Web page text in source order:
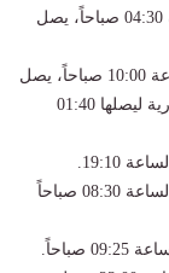
قطار رقم 81 (ثالثة مكيفة): يقوم من أسوان الساعة 04:30 صباحاً، يصل
قطار رقم 2007 (ثالثة مكيفة): يقوم من أسوان الساعة 10:00 صباحاً، يصل
أسيوط 17:25، ويصل القاهرة 22:35 (يستمر للإسكندرية ليصلها 01:40
قطار رقم 1109 (ثالثة مكيفة): يصل محطة القاهرة الساعة 08:30 صباحاً